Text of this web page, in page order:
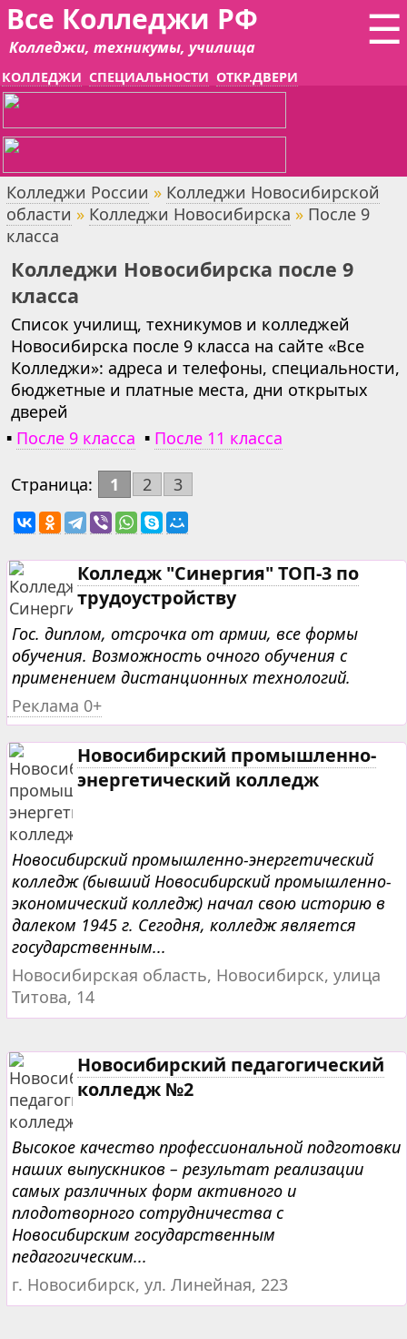
☰
Все Колледжи РФ
Колледжи, техникумы, училища
КОЛЛЕДЖИ СПЕЦИАЛЬНОСТИ ОТКР.ДВЕРИ
Колледжи России » Колледжи Новосибирской
области » Колледжи Новосибирска » После 9
класса
Колледжи Новосибирска после 9
класса
Список училищ, техникумов и колледжей
Новосибирска после 9 класса на сайте «Все
Колледжи»: адреса и телефоны, специальности,
бюджетные и платные места, дни открытых
дверей
▪ После 9 класса ▪ После 11 класса
Страница: 1 2 3
Колледж "Синергия" ТОП-3 по
трудоустройству
Гос. диплом, отсрочка от армии, все формы
обучения. Возможность очного обучения с
применением дистанционных технологий.
Реклама 0+
Новосибирский промышленно-
энергетический колледж
Новосибирский промышленно-энергетический
колледж (бывший Новосибирский промышленно-
экономический колледж) начал свою историю в
далеком 1945 г. Сегодня, колледж является
государственным...
Новосибирская область, Новосибирск, улица
Титова, 14
Новосибирский педагогический
колледж №2
Высокое качество профессиональной подготовки
наших выпускников – результат реализации
самых различных форм активного и
плодотворного сотрудничества с
Новосибирским государственным
педагогическим...
г. Новосибирск, ул. Линейная, 223